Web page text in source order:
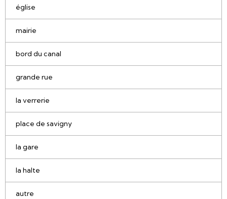
église
mairie
bord du canal
grande rue
la verrerie
place de savigny
la gare
la halte
autre